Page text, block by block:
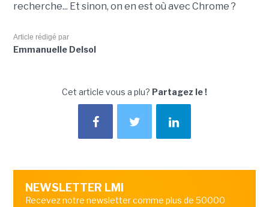
recherche... Et sinon, on en est où avec Chrome ?
Article rédigé par
Emmanuelle Delsol
Cet article vous a plu? Partagez le !
NEWSLETTER LMI
Recevez notre newsletter comme plus de 50000